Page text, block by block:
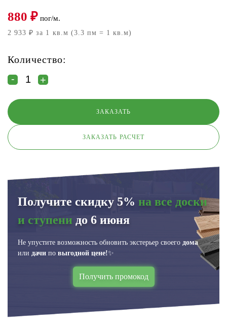
880 ₽ пог/м.
2 933 ₽ за 1 кв.м (3.3 пм = 1 кв.м)
Количество:
ЗАКАЗАТЬ РАСЧЕТ
Получите скидку 5% на все доски
и ступени до 6 июня
Не упустите возможность обновить экстерьер своего дома
или дачи по выгодной цене!✨
Получить промокод